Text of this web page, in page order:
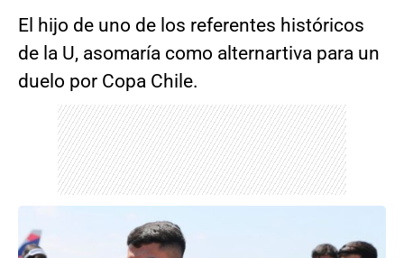
El hijo de uno de los referentes históricos
de la U, asomaría como alternartiva para un
duelo por Copa Chile.